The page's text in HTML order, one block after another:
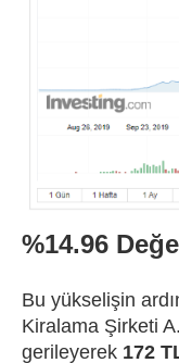
%14.96
Bu yükselişin
Kiralama Şirketi
gerileyerek 172